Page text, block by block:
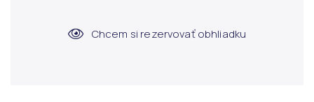
Chcem si rezervovať obhliadku